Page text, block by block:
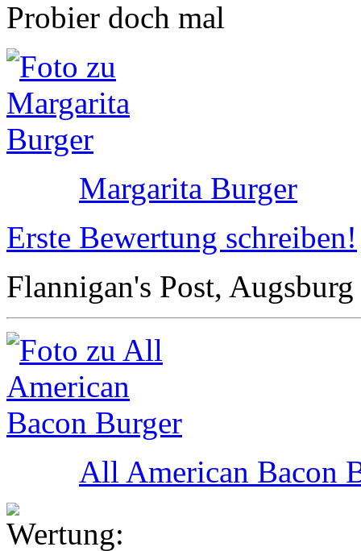
Probier doch mal
Margarita Burger
Erste Bewertung schreiben!
Flannigan's Post, Augsburg
All American Bacon